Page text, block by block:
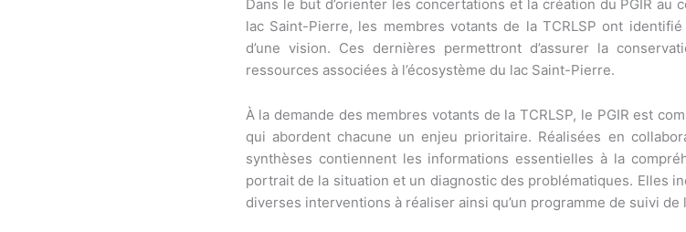
Dans le but d’orienter les concertations et la création du PGIR
lac Saint-Pierre, les membres votants de la TCRLSP ont
d’une vision. Ces dernières permettront d’assurer la
ressources associées à l’écosystème du lac Saint-Pierre.
À la demande des membres votants de la TCRLSP, le PGIR est
qui abordent chacune un enjeu prioritaire. Réalisées en
synthèses contiennent les informations essentielles à la
portrait de la situation et un diagnostic des problématiques. Elles
diverses interventions à réaliser ainsi qu’un programme de suivi